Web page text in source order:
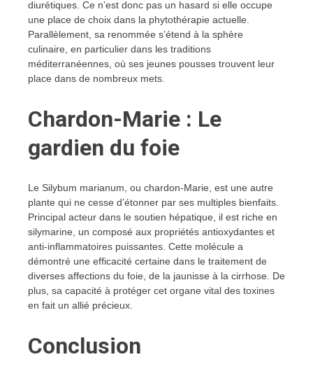
diurétiques. Ce n’est donc pas un hasard si elle occupe
une place de choix dans la phytothérapie actuelle.
Parallèlement, sa renommée s’étend à la sphère
culinaire, en particulier dans les traditions
méditerranéennes, où ses jeunes pousses trouvent leur
place dans de nombreux mets.
Chardon-Marie : Le
gardien du foie
Le Silybum marianum, ou chardon-Marie, est une autre
plante qui ne cesse d’étonner par ses multiples bienfaits.
Principal acteur dans le soutien hépatique, il est riche en
silymarine, un composé aux propriétés antioxydantes et
anti-inflammatoires puissantes. Cette molécule a
démontré une efficacité certaine dans le traitement de
diverses affections du foie, de la jaunisse à la cirrhose. De
plus, sa capacité à protéger cet organe vital des toxines
en fait un allié précieux.
Conclusion